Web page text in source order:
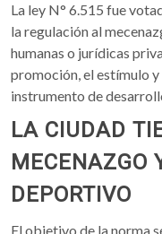
La ley N° 6.515 fue
la regulación al
humanas o jurídicas
promoción, el estímulo
instrumento de
LA CIUDAD
MECENAZGO
DEPORTIVO
El objetivo de la norma